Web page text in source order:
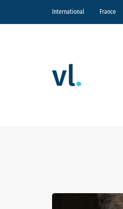
International France